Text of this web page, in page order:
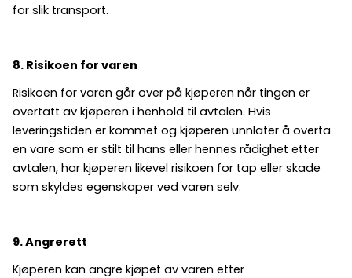
for slik transport.
8. Risikoen for varen
Risikoen for varen går over på kjøperen når tingen er
overtatt av kjøperen i henhold til avtalen. Hvis
leveringstiden er kommet og kjøperen unnlater å overta
en vare som er stilt til hans eller hennes rådighet etter
avtalen, har kjøperen likevel risikoen for tap eller skade
som skyldes egenskaper ved varen selv.
9. Angrerett
Kjøperen kan angre kjøpet av varen etter